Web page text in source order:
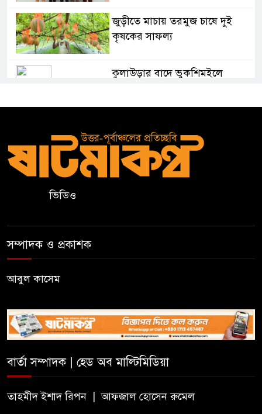
জুড়ীতে মাচায় তরমুজ চাষে দুই
কৃষকের সাফল্য
কুলাউড়ার বাদে ভুকশিমইলে
মাদ্রাসা শিক্ষা বোর্ডের নতুন লোগো
ব্যবহারের নির্দেশনা
সম্পর্কের অভিযোগে জামায়াত
নেতাকে অব্যাহতি
জন্মসূত্রে নাগরিকত্ব সীমিত করতে
ভিডিও
সম্পাদক ও প্রকাশক
আবুল কাসেম
বার্তা সম্পাদক | হেড অব মাল্টিমিডিয়া
তাহমীদ ইশাদ রিপন | আফজাল হোসেন রুমেল